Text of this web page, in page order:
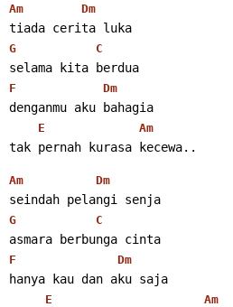
Am Dm
tiada cerita luka
G C
selama kita berdua
F Dm
denganmu aku bahagia
E Am
tak pernah kurasa kecewa..
Am Dm
seindah pelangi senja
G C
asmara berbunga cinta
F Dm
hanya kau dan aku saja
E Am